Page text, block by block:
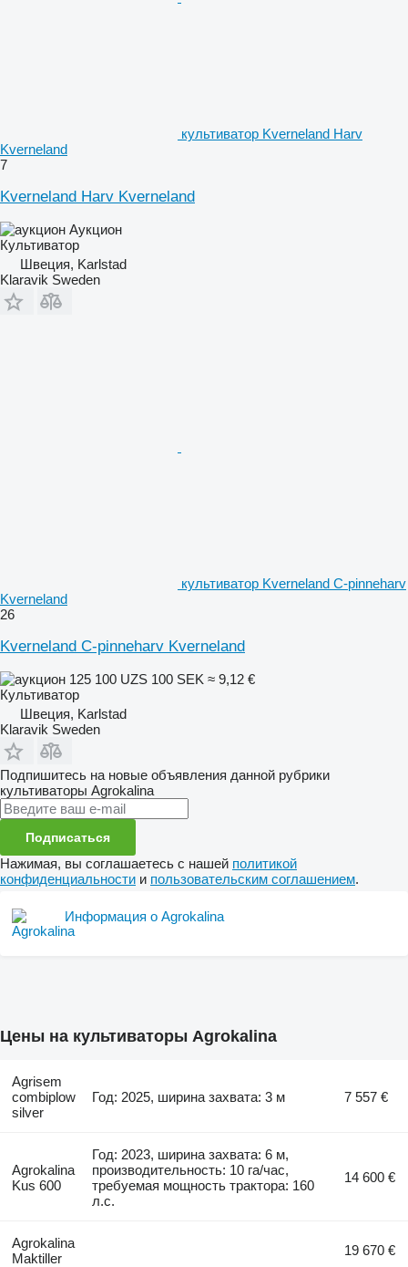
культиватор Kverneland Harv
Kverneland
7
Kverneland Harv Kverneland
Аукцион
Культиватор
Швеция, Karlstad
Klaravik Sweden
культиватор Kverneland C-pinneharv
Kverneland
26
Kverneland C-pinneharv Kverneland
125 100 UZS 100 SEK ≈ 9,12 €
Культиватор
Швеция, Karlstad
Klaravik Sweden
Подпишитесь на новые объявления данной рубрики
культиваторы Agrokalina
Подписаться
Нажимая, вы соглашаетесь с нашей политикой
конфиденциальности и пользовательским соглашением.
Информация о Agrokalina
Цены на культиваторы Agrokalina
Agrisem
combiplow
silver
Год: 2025, ширина захвата: 3 м 7 557 €
Agrokalina
Kus 600
Год: 2023, ширина захвата: 6 м,
производительность: 10 га/час,
требуемая мощность трактора: 160
л.с.
14 600 €
Agrokalina
Maktiller
19 670 €